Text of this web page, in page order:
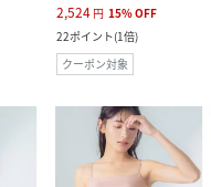
2,524 円 15%OFF
22ポイント(1倍)
クーポン対象